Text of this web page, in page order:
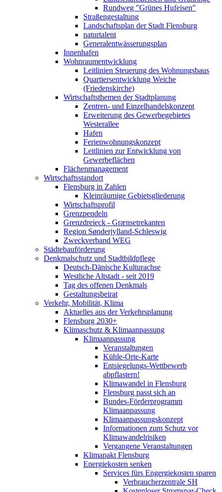
Rundweg "Grünes Hufeisen"
Straßengestaltung
Landschaftsplan der Stadt Flensburg
naturtalent
Generalentwässerungsplan
Innenhafen
Wohnraumentwicklung
Leitlinien Steuerung des Wohnungsbaus
Quartiersentwicklung Weiche
(Friedenskirche)
Wirtschaftsthemen der Stadtplanung
Zentren- und Einzelhandelskonzept
Erweiterung des Gewerbegebietes
Westerallee
Hafen
Ferienwohnungskonzept
Leitlinien zur Entwicklung von
Gewerbeflächen
Flächenmanagement
Wirtschaftsstandort
Flensburg in Zahlen
Kleinräumige Gebietsgliederung
Wirtschaftsprofil
Grenzpendeln
Grenzdreieck - Grænsetrekanten
Region Sønderjylland-Schleswig
Zweckverband WEG
Städtebauförderung
Denkmalschutz und Stadtbildpflege
Deutsch-Dänische Kulturachse
Westliche Altstadt - seit 2019
Tag des offenen Denkmals
Gestaltungsbeirat
Verkehr, Mobilität, Klima
Aktuelles aus der Verkehrsplanung
Flensburg 2030+
Klimaschutz & Klimaanpassung
Klimaanpassung
Veranstaltungen
Kühle-Orte-Karte
Entsiegelungs-Wettbewerb
abpflastern!
Klimawandel in Flensburg
Flensburg passt sich an
Bundes-Förderprogramm
Klimaanpassung
Klimaanpassungskonzept
Informationen zum Schutz vor
Klimawandelrisiken
Vergangene Veranstaltungen
Klimapakt Flensburg
Energiekosten senken
Services fürs Engergiekosten sparen
Verbraucherzentrale SH